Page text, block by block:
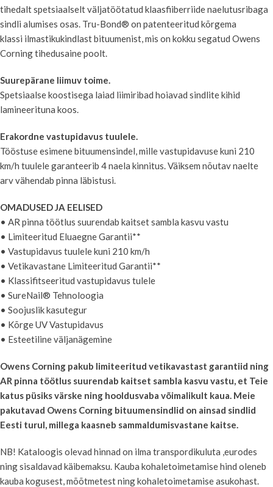
tihedalt spetsiaalselt väljatöötatud klaasfiiberriide naelutusribaga
sindli alumises osas. Tru-Bond® on patenteeritud kõrgema
klassi ilmastikukindlast bituumenist, mis on kokku segatud Owens
Corning tihedusaine poolt.
Suurepärane liimuv toime.
Spetsiaalse koostisega laiad liimiribad hoiavad sindlite kihid
lamineerituna koos.
Erakordne vastupidavus tuulele.
Tööstuse esimene bituumensindel, mille vastupidavuse kuni 210
km/h tuulele garanteerib 4 naela kinnitus. Väiksem nõutav naelte
arv vähendab pinna läbistusi.
OMADUSED JA EELISED
• AR pinna töötlus suurendab kaitset sambla kasvu vastu
• Limiteeritud Eluaegne Garantii**
• Vastupidavus tuulele kuni 210 km/h
• Vetikavastane Limiteeritud Garantii**
• Klassifitseeritud vastupidavus tulele
• SureNail® Tehnoloogia
• Soojuslik kasutegur
• Kõrge UV Vastupidavus
• Esteetiline väljanägemine
Owens Corning pakub limiteeritud vetikavastast garantiid ning
AR pinna töötlus suurendab kaitset sambla kasvu vastu, et Teie
katus püsiks värske ning hooldusvaba võimalikult kaua. Meie
pakutavad Owens Corning bituumensindlid on ainsad sindlid
Eesti turul, millega kaasneb sammaldumisvastane kaitse.
NB! Kataloogis olevad hinnad on ilma transpordikuluta ,eurodes
ning sisaldavad käibemaksu. Kauba kohaletoimetamise hind oleneb
kauba kogusest, mõõtmetest ning kohaletoimetamise asukohast.